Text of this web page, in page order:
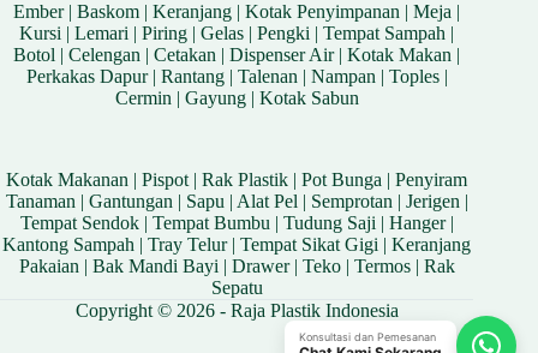
Ember|Baskom |Keranjang |Kotak Penyimpanan |Meja |
Kursi |Lemari |Piring |Gelas |Pengki |Tempat Sampah |
Botol |Celengan |Cetakan |Dispenser Air|Kotak Makan |
Perkakas Dapur| Rantang| Talenan| Nampan| Toples|
Cermin| Gayung| Kotak Sabun
Kotak Makanan |Pispot|Rak Plastik |Pot Bunga |Penyiram
Tanaman| Gantungan| Sapu| Alat Pel| Semprotan| Jerigen|
Tempat Sendok| Tempat Bumbu| Tudung Saji| Hanger|
Kantong Sampah |Tray Telur|Tempat Sikat Gigi |Keranjang
Pakaian| Bak Mandi Bayi| Drawer| Teko| Termos| Rak
Sepatu
Copyright © 2026 - Raja Plastik Indonesia
Konsultasi dan Pemesanan